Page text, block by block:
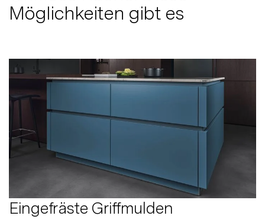
Möglichkeiten gibt es
Eingefräste Griffmulden